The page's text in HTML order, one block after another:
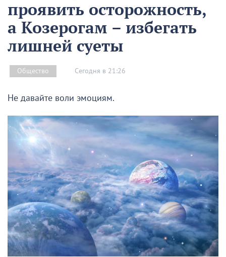
проявить осторожность,
а Козерогам – избегать
лишней суеты
Общество Сегодня в 21:26
Не давайте воли эмоциям.